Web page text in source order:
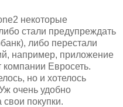
некоторые
стали предупреждать
либо перестали
например, приложение
компании Евросеть.
но и хотелось
очень удобно
покупки.